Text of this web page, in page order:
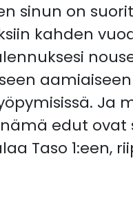
sinun on
kahden
Ja
edut ovat
Taso 1:een,